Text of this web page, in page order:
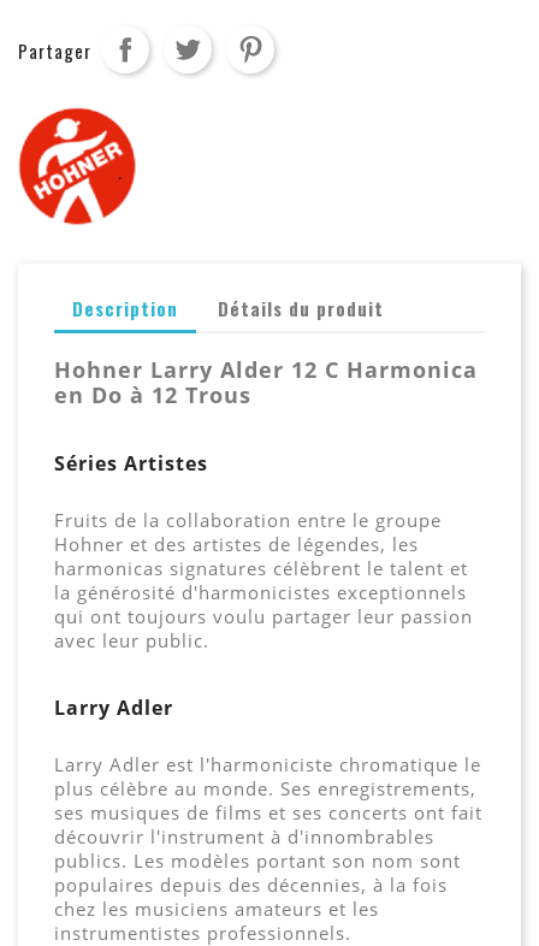
Partager
Description Détails du produit
Hohner Larry Alder 12 C Harmonica
en Do à 12 Trous
Séries Artistes
Fruits de la collaboration entre le groupe
Hohner et des artistes de légendes, les
harmonicas signatures célèbrent le talent et
la générosité d'harmonicistes exceptionnels
qui ont toujours voulu partager leur passion
avec leur public.
Larry Adler
Larry Adler est l'harmoniciste chromatique le
plus célèbre au monde. Ses enregistrements,
ses musiques de films et ses concerts ont fait
découvrir l'instrument à d'innombrables
publics. Les modèles portant son nom sont
populaires depuis des décennies, à la fois
chez les musiciens amateurs et les
instrumentistes professionnels.